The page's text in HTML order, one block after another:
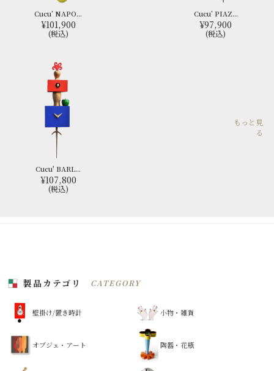
Cucu’ NAPO...
¥101,900
(税込)
Cucu’ PIAZ...
¥97,900
(税込)
Cucu' BARL...
¥107,800
(税込)
もっと見
る
製品カテゴリ CATEGORY
壁掛け/置き時計 小物・雑貨
オブジェ・アート 陶器・花瓶